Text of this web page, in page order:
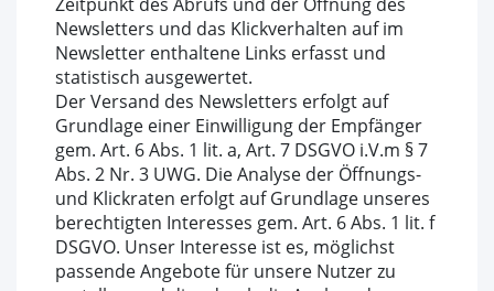
Newsletters und das Klickverhalten auf im
Newsletter enthaltene Links erfasst und
statistisch ausgewertet.
Der Versand des Newsletters erfolgt auf
Grundlage einer Einwilligung der Empfänger
gem. Art. 6 Abs. 1 lit. a, Art. 7 DSGVO i.V.m § 7
Abs. 2 Nr. 3 UWG. Die Analyse der Öffnungs-
und Klickraten erfolgt auf Grundlage unseres
berechtigten Interesses gem. Art. 6 Abs. 1 lit. f
DSGVO. Unser Interesse ist es, möglichst
passende Angebote für unsere Nutzer zu